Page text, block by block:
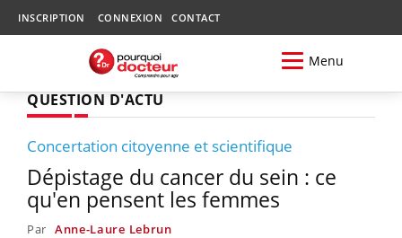
INSCRIPTION CONNEXION CONTACT
Menu
QUESTION D'ACTU
Concertation citoyenne et scientifique
Dépistage du cancer du sein : ce
qu'en pensent les femmes
Par Anne-Laure Lebrun